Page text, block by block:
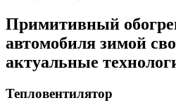
Примитивный
автомобиля зимой
актуальные
Тепловентилятор